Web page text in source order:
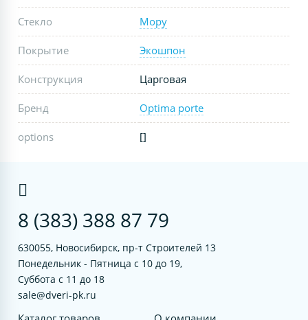
Стекло Мору
Покрытие Экошпон
Конструкция Царговая
Бренд Optima porte
options []
8 (383) 388 87 79
630055, Новосибирск, пр-т Строителей 13
Понедельник - Пятница с 10 до 19,
Суббота с 11 до 18
sale@dveri-pk.ru